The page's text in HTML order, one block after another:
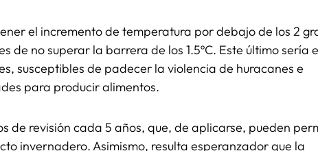
el incremento de temperatura por debajo de los 2
de no superar la barrera de los 1.5ºC. Este último sería
susceptibles de padecer la violencia de huracanes e
para producir alimentos.
de revisión cada 5 años, que, de aplicarse, pueden
invernadero. Asimismo, resulta esperanzador que la